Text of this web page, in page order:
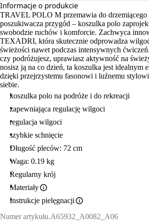
Informacje o produkcie
TRAVEL POLO M przemawia do drzemiącego
poszukiwacza przygód – koszulka polo
swobodzie ruchów i komforcie. Zachwyca
TEXADRI, która skutecznie odprowadza
świeżości nawet podczas intensywnych
czy podróżujesz, uprawiasz aktywność na
nosisz ją na co dzień, ta koszulka jest idealnym
dzięki przejrzystemu fasonowi i luźnemu
siebie.
koszulka polo na podróże i do rekreacji
zapewniająca regulację wilgoci
regulacja wilgoci
szybkie schnięcie
Długość pleców: 72 cm
Waga: 0.19 kg
Regularny krój
Materiały
Instrukcje pielęgnacji
Numer artykułu.A65932_A0082_A06